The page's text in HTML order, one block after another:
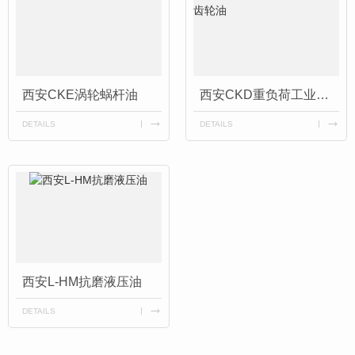
西安CKE涡轮蜗杆油
DETAILS
西安CKD重负荷工业闭式齿轮油
DETAILS
西安L-HM抗磨液压油
DETAILS